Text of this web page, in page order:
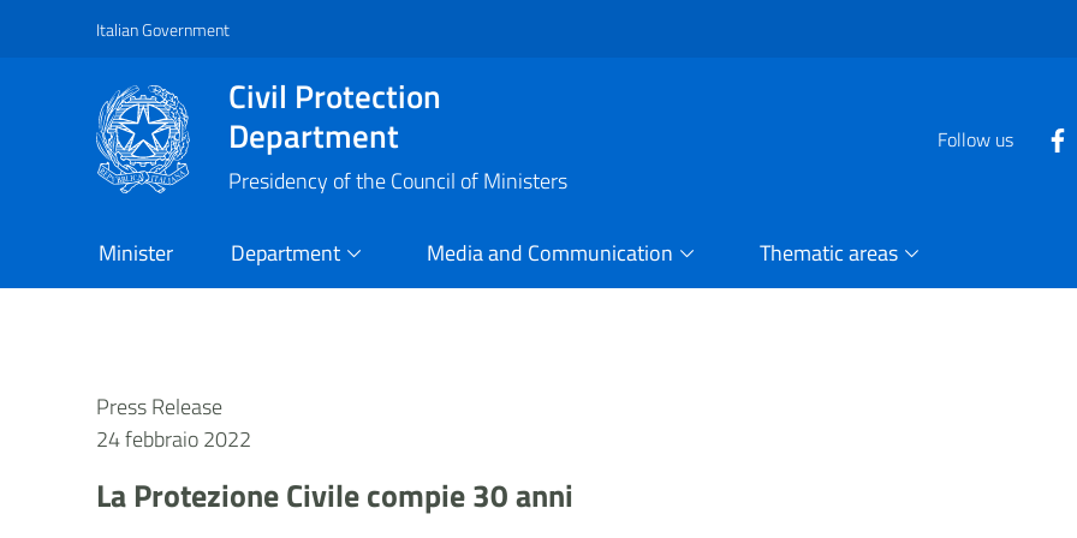
Vai al contenuto principale
Raggiungi il piè di pagina
Italian Government
Civil Protection
Department
Presidency of the Council of Ministers
Follow us
Minister Department Media and Communication Thematic areas
Press Release
24 febbraio 2022
La Protezione Civile compie 30 anni